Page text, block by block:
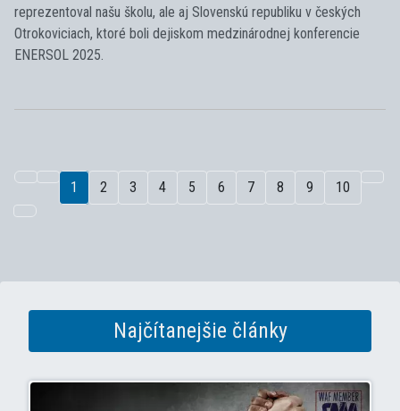
reprezentoval našu školu, ale aj Slovenskú republiku v českých
Otrokoviciach, ktoré boli dejiskom medzinárodnej konferencie
ENERSOL 2025.
1 2 3 4 5 6 7 8 9 10
Najčítanejšie články